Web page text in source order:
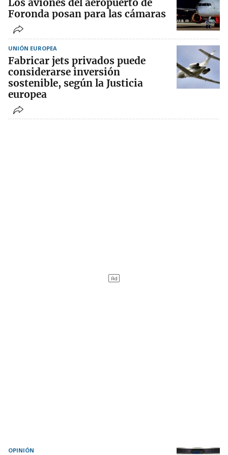
Los aviones del aeropuerto de
Foronda posan para las cámaras
UNIÓN EUROPEA
Fabricar jets privados puede
considerarse inversión
sostenible, según la Justicia
europea
OPINIÓN